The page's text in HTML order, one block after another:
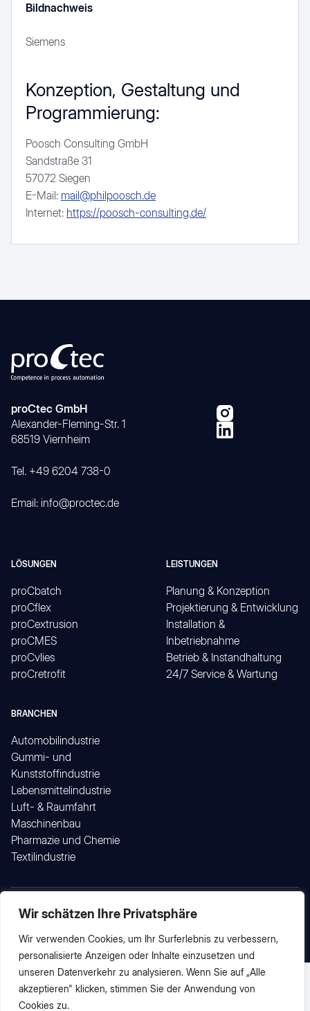
Wir schätzen Ihre Privatsphäre
Wir verwenden Cookies, um Ihr Surferlebnis zu verbessern,
personalisierte Anzeigen oder Inhalte einzusetzen und
unseren Datenverkehr zu analysieren. Wenn Sie auf „Alle
akzeptieren" klicken, stimmen Sie der Anwendung von
Cookies zu.
Bildnachweis
Siemens
Konzeption, Gestaltung und
Programmierung:
Poosch Consulting GmbH
Sandstraße 31
57072 Siegen
E-Mail: mail@philpoosch.de
Internet: https://poosch-consulting.de/
proCtec GmbH
Alexander-Fleming-Str. 1
68519 Viernheim
Tel. +49 6204 738-0
Email: info@proctec.de
LÖSUNGEN
proCbatch
proCflex
proCextrusion
proCMES
proCvlies
proCretrofit
LEISTUNGEN
Planung & Konzeption
Projektierung & Entwicklung
Installation &
Inbetriebnahme
Betrieb & Instandhaltung
24/7 Service & Wartung
BRANCHEN
Automobilindustrie
Gummi- und
Kunststoffindustrie
Lebensmittelindustrie
Luft- & Raumfahrt
Maschinenbau
Pharmazie und Chemie
Textilindustrie
© 2026 by proCtec GmbH
Impressum
Datenschutz
English(Englisch) Deutsch